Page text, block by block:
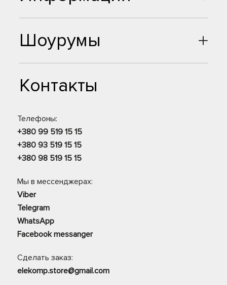
Шоурумы
Контакты
Телефоны:
+380 99 519 15 15
+380 93 519 15 15
+380 98 519 15 15
Мы в мессенджерах:
Viber
Telegram
WhatsApp
Facebook messanger
Сделать заказ:
elekomp.store@gmail.com